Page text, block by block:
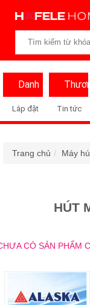
Danh
Mục Hiệu
Lắp đặt Tin tức
Trang chủ Máy
HÚT
CÓ SẢN PHẨM